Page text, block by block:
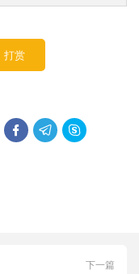
打赏
  
下一篇